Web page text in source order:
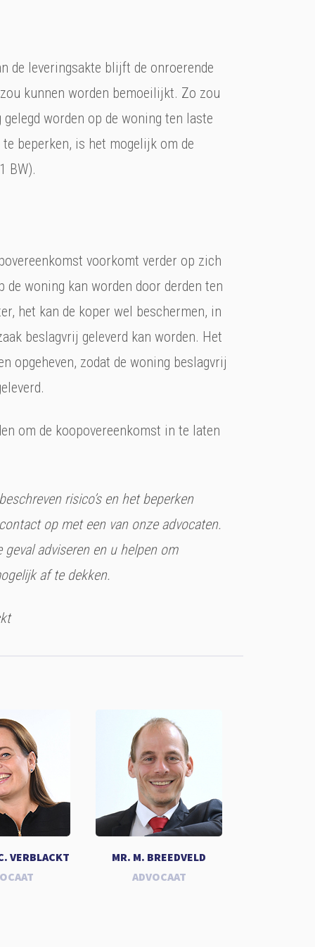
de leveringsakte blijft de onroerende
kunnen worden bemoeilijkt. Zo zou
worden op de woning ten laste
beperken, is het mogelijk om de
BW).
voorkomt verder op zich
de woning kan worden door derden ten
het kan de koper wel beschermen, in
beslagvrij geleverd kan worden. Het
opgeheven, zodat de woning beslagvrij
om de koopovereenkomst in te laten
risico’s en het beperken
op met een van onze advocaten.
adviseren en u helpen om
af te dekken.
VERBLACKT
MR. M. BREEDVELD
ADVOCAAT